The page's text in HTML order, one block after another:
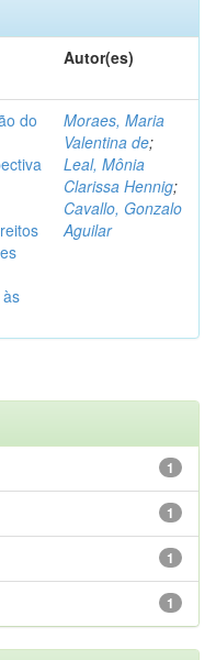
Autor(es)
do
Moraes, Maria
Valentina de;
Leal, Mônia
Clarissa Hennig;
Cavallo, Gonzalo
Aguilar
1
1
1
1